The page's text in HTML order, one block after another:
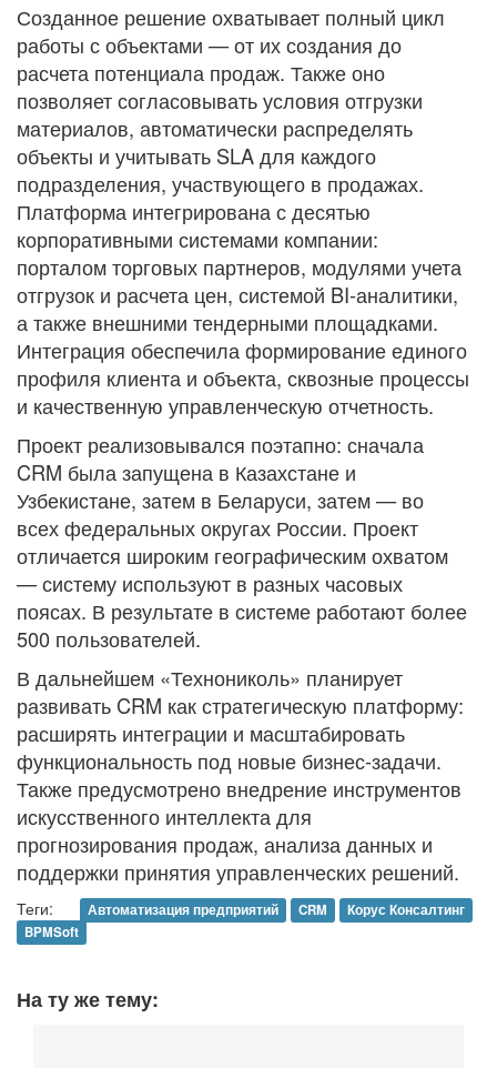
Созданное решение охватывает полный цикл
работы с объектами — от их создания до
расчета потенциала продаж. Также оно
позволяет согласовывать условия отгрузки
материалов, автоматически распределять
объекты и учитывать SLA для каждого
подразделения, участвующего в продажах.
Платформа интегрирована с десятью
корпоративными системами компании:
порталом торговых партнеров, модулями учета
отгрузок и расчета цен, системой BI-аналитики,
а также внешними тендерными площадками.
Интеграция обеспечила формирование единого
профиля клиента и объекта, сквозные процессы
и качественную управленческую отчетность.
Проект реализовывался поэтапно: сначала
CRM была запущена в Казахстане и
Узбекистане, затем в Беларуси, затем — во
всех федеральных округах России. Проект
отличается широким географическим охватом
— систему используют в разных часовых
поясах. В результате в системе работают более
500 пользователей.
В дальнейшем «Технониколь» планирует
развивать CRM как стратегическую платформу:
расширять интеграции и масштабировать
функциональность под новые бизнес-задачи.
Также предусмотрено внедрение инструментов
искусственного интеллекта для
прогнозирования продаж, анализа данных и
поддержки принятия управленческих решений.
Теги: Автоматизация предприятий CRM
Корус Консалтинг
BPMSoft
На ту же тему: